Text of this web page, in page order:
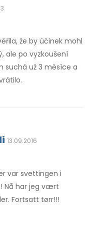
že by účinek mohl
ale po vyzkoušení
suchá už 3 měsíce a
13.09.2016
var svettingen i
Nå har jeg vært
Fortsatt tørr!!!